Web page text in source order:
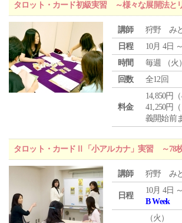
タロット・カード初級実習 ～様々な展開法と
講師
狩野 み
日程
10月 4日
時間
毎週 （火
回数
全12回
料金
14,850円
41,250円
義開始前
タロット・カードⅡ「小アルカナ」実習 ～78
講師 狩野 み
日程
10月 4日
B Week
（火 ）